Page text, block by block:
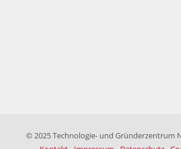
© 2025 Technologie- und Gründerzentrum